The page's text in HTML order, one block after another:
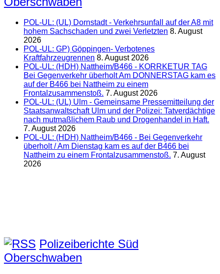
POL-UL: (UL) Dornstadt - Verkehrsunfall auf der A8 mit
hohem Sachschaden und zwei Verletzten 8. August
2026
POL-UL: GP) Göppingen- Verbotenes
Kraftfahrzeugrennen 8. August 2026
POL-UL: (HDH) Nattheim/B466 - KORRKETUR TAG
Bei Gegenverkehr überholt Am DONNERSTAG kam es
auf der B466 bei Nattheim zu einem
Frontalzusammenstoß. 7. August 2026
POL-UL: (UL) Ulm - Gemeinsame Pressemitteilung der
Staatsanwaltschaft Ulm und der Polizei: Tatverdächtige
nach mutmaßlichem Raub und Drogenhandel in Haft.
7. August 2026
POL-UL: (HDH) Nattheim/B466 - Bei Gegenverkehr
überholt / Am Dienstag kam es auf der B466 bei
Nattheim zu einem Frontalzusammenstoß. 7. August
2026
Polizeiberichte Süd
Oberschwaben